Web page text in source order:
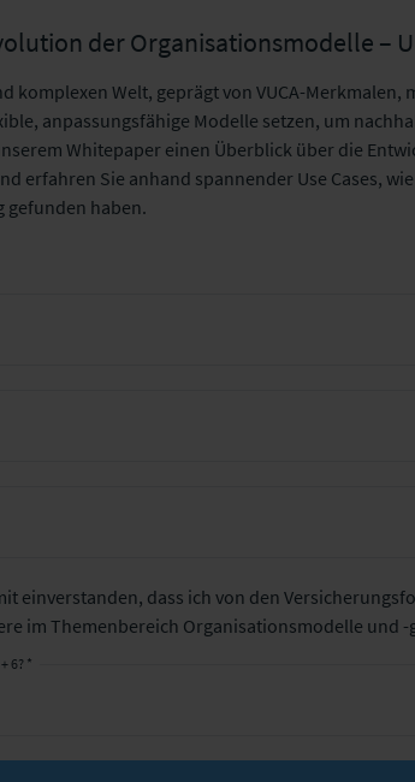
der Organisationsmodelle –
komplexen Welt, geprägt von VUCA-
anpassungsfähige Modelle setzen, um
Whitepaper einen Überblick über die
erfahren Sie anhand spannender Use Cases,
gefunden haben.
einverstanden, dass ich von den
im Themenbereich Organisationsmodelle und
6? *